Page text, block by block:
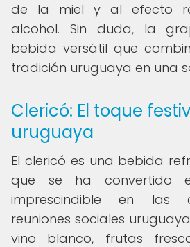
de la miel y al efecto
alcohol. Sin duda, la
bebida versátil que
tradición uruguaya en una
Clericó: El toque
uruguaya
El clericó es una bebida
que se ha convertido
imprescindible en las
reuniones sociales
vino blanco, frutas